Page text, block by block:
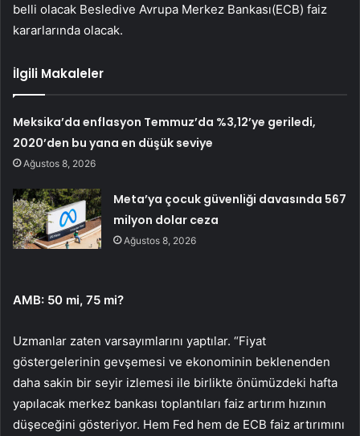
belli olacak Besledive Avrupa Merkez Bankası(ECB) faiz
kararlarında olacak.
İlgili Makaleler
Meksika’da enflasyon Temmuz’da %3,12’ye geriledi,
2020’den bu yana en düşük seviye
Ağustos 8, 2026
Meta’ya çocuk güvenliği davasında 567
milyon dolar ceza
Ağustos 8, 2026
AMB: 50 mi, 75 mi?
Uzmanlar zaten varsayımlarını yaptılar. “Fiyat
göstergelerinin gevşemesi ve ekonominin beklenenden
daha sakin bir seyir izlemesi ile birlikte önümüzdeki hafta
yapılacak merkez bankası toplantıları faiz artırım hızının
düşeceğini gösteriyor. Hem Fed hem de ECB faiz artırımını